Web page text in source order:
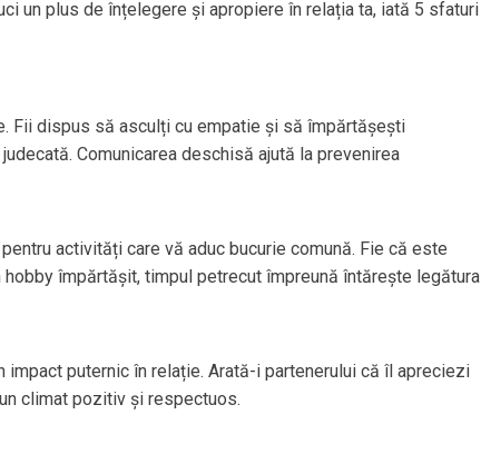
un plus de înțelegere și apropiere în relația ta, iată 5 sfaturi
Fii dispus să asculți cu empatie și să împărtășești
Comunicarea deschisă ajută la prevenirea
activități care vă aduc bucurie comună. Fie că este
împărtășit, timpul petrecut împreună întărește legătura
puternic în relație. Arată-i partenerului că îl apreciezi
climat pozitiv și respectuos.